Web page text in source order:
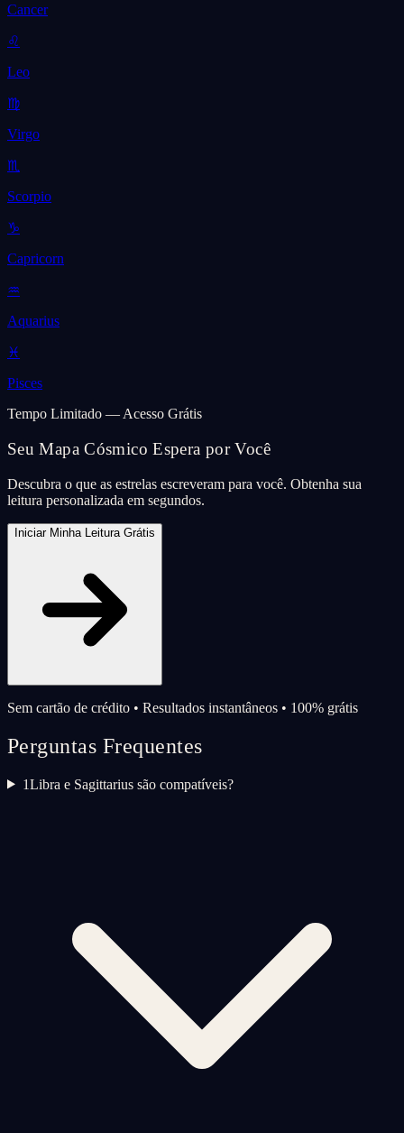
Cancer
♌
Leo
♍
Virgo
♏
Scorpio
♑
Capricorn
♒
Aquarius
♓
Pisces
Tempo Limitado — Acesso Grátis
Seu Mapa Cósmico Espera por Você
Descubra o que as estrelas escreveram para você. Obtenha sua
leitura personalizada em segundos.
Iniciar Minha Leitura Grátis
Sem cartão de crédito • Resultados instantâneos • 100% grátis
Perguntas Frequentes
1Libra e Sagittarius são compatíveis?